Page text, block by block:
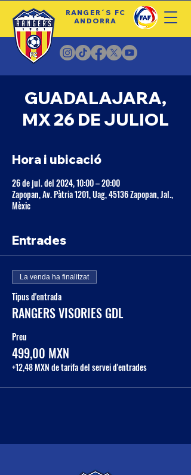
RANGER´S FC
ANDORRA
GUADALAJARA,
MX 26 DE JULIOL
Hora i ubicació
26 de jul. del 2024, 10:00 – 20:00
Zapopan, Av. Pàtria 1201, Uag, 45136 Zapopan, Jal.,
Mèxic
Entrades
La venda ha finalitzat
Tipus d'entrada
RANGERS VISORIES GDL
Preu
499,00 MXN
+12,48 MXN de tarifa del servei d'entrades